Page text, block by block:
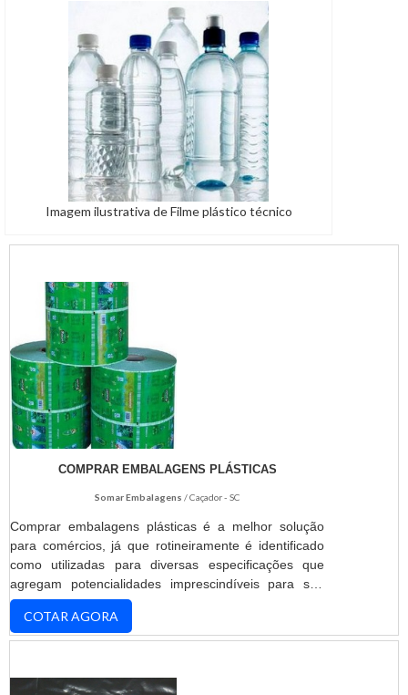
Imagem ilustrativa de Filme plástico técnico
COMPRAR EMBALAGENS PLÁSTICAS
Somar Embalagens / Caçador - SC
Comprar embalagens plásticas é a melhor solução
para comércios, já que rotineiramente é identificado
como utilizadas para diversas especificações que
agregam potencialidades imprescindíveis para seu
estabelecimento. Por isso, a estrutura é composta por
diversas variedades que podem ser atendidas
demandas de tamanhos e espessuras diferenciadas,
seu produto seja totalmente qualificado. Além disso, é
COTAR AGORA